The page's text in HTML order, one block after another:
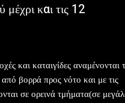
και τις 12
καταιγίδες αναμένονται
βορρά προς νότο και με τις
σε ορεινά τμήματα(σε